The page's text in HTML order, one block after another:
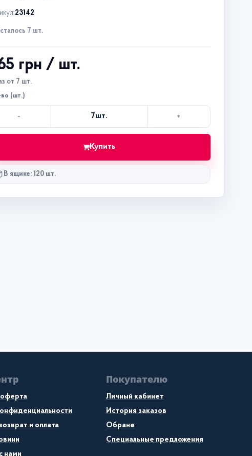
23142
7 шт.
грн / шт.
от 7 шт.
во (шт.)
- 7шт. +
Купить
В ящике: 120 шт.
оферта
и оплата
нами
Покупателю
Личный кабинет
История заказов
Обране
Специальные предложения